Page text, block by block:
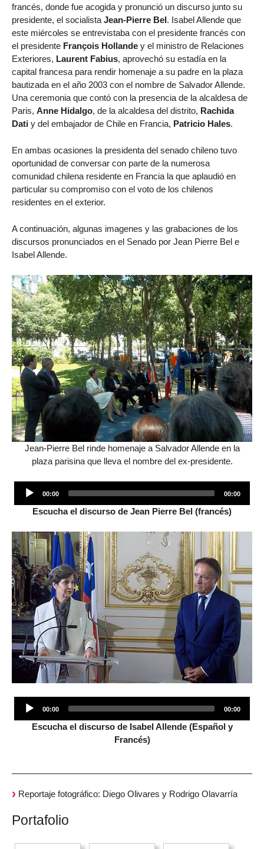
francés, donde fue acogida y pronunció un discurso junto su
presidente, el socialista Jean-Pierre Bel. Isabel Allende que
este miércoles se entrevistaba con el presidente francés con
el presidente François Hollande y el ministro de Relaciones
Exteriores, Laurent Fabius, aprovechó su estadía en la
capital francesa para rendir homenaje a su padre en la plaza
bautizada en el año 2003 con el nombre de Salvador Allende.
Una ceremonia que contó con la presencia de la alcaldesa de
Paris, Anne Hidalgo, de la alcaldesa del distrito, Rachida
Dati y del embajador de Chile en Francia, Patricio Hales.
En ambas ocasiones la presidenta del senado chileno tuvo
oportunidad de conversar con parte de la numerosa
comunidad chilena residente en Francia la que aplaudió en
particular su compromiso con el voto de los chilenos
residentes en el exterior.
A continuación, algunas imagenes y las grabaciones de los
discursos pronunciados en el Senado por Jean Pierre Bel e
Isabel Allende.
Jean-Pierre Bel rinde homenaje a Salvador Allende en la
plaza parisina que lleva el nombre del ex-presidente.
00:00 00:00
Escucha el discurso de Jean Pierre Bel (francés)
00:00 00:00
Escucha el discurso de Isabel Allende (Español y
Francés)
Reportaje fotográfico: Diego Olivares y Rodrigo Olavarría
Portafolio